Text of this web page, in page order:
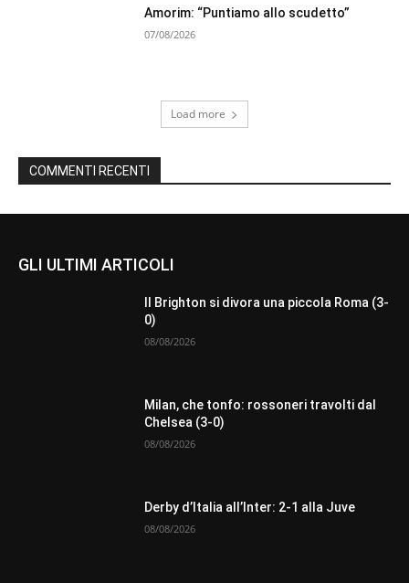
Amorim: “Puntiamo allo scudetto”
07/08/2026
Load more
COMMENTI RECENTI
GLI ULTIMI ARTICOLI
Il Brighton si divora una piccola Roma (3-
0)
08/08/2026
Milan, che tonfo: rossoneri travolti dal
Chelsea (3-0)
08/08/2026
Derby d’Italia all’Inter: 2-1 alla Juve
08/08/2026